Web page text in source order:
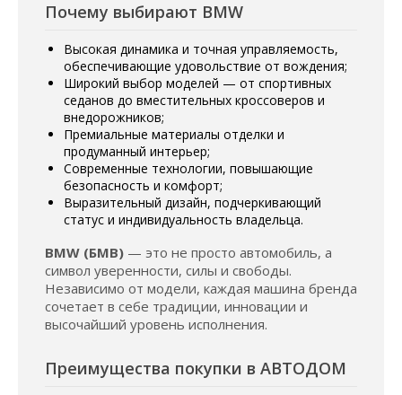
Почему выбирают BMW
Высокая динамика и точная управляемость,
обеспечивающие удовольствие от вождения;
Широкий выбор моделей — от спортивных
седанов до вместительных кроссоверов и
внедорожников;
Премиальные материалы отделки и
продуманный интерьер;
Современные технологии, повышающие
безопасность и комфорт;
Выразительный дизайн, подчеркивающий
статус и индивидуальность владельца.
BMW (БМВ) — это не просто автомобиль, а
символ уверенности, силы и свободы.
Независимо от модели, каждая машина бренда
сочетает в себе традиции, инновации и
высочайший уровень исполнения.
Преимущества покупки в АВТОДОМ